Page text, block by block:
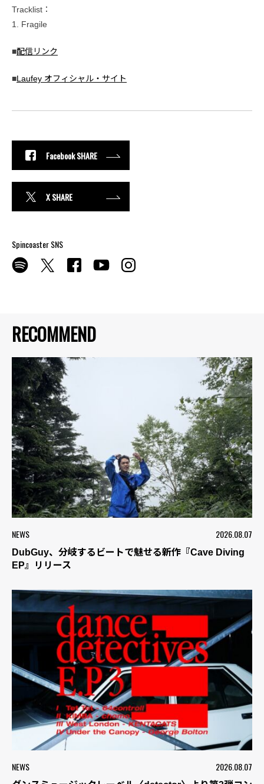
RECOMMEND
NEWS 2026.08.07
DubGuy、分岐するビートで魅せる新作『Cave Diving
EP』リリース
NEWS 2026.08.07
Tracklist：
1. Fragile
■配信リンク
■Laufey オフィシャル・サイト
Facebook SHARE
X SHARE
Spincoaster SNS